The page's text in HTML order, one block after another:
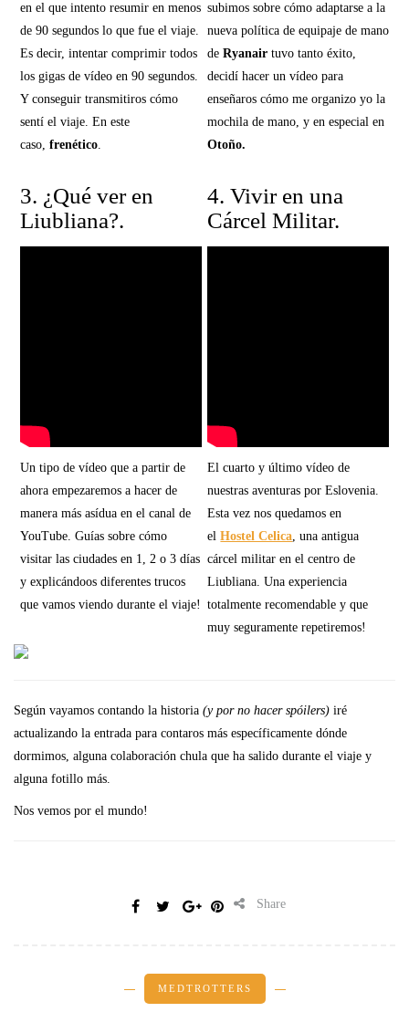
en el que intento resumir en menos
de 90 segundos lo que fue el viaje.
Es decir, intentar comprimir todos
los gigas de vídeo en 90 segundos.
Y conseguir transmitiros cómo
sentí el viaje. En este
caso, frenético.
3. ¿Qué ver en
Liubliana?.
Un tipo de vídeo que a partir de
ahora empezaremos a hacer de
manera más asídua en el canal de
YouTube. Guías sobre cómo
visitar las ciudades en 1, 2 o 3 días
y explicándoos diferentes trucos
que vamos viendo durante el viaje!
subimos sobre cómo adaptarse a la
nueva política de equipaje de mano
deRyanairtuvo tanto éxito,
decidí hacer un vídeo para
enseñaros cómo me organizo yo la
mochila de mano, y en especial en
Otoño.
4. Vivir en una
Cárcel Militar.
El cuarto y último vídeo de
nuestras aventuras por Eslovenia.
Esta vez nos quedamos en
elHostel Celica, una antigua
cárcel militar en el centro de
Liubliana. Una experiencia
totalmente recomendable y que
muy seguramente repetiremos!
Según vayamos contando la historia (y por no hacer spóilers) iré
actualizando la entrada para contaros más específicamente dónde
dormimos, alguna colaboración chula que ha salido durante el viaje y
alguna fotillo más.
Nos vemos por el mundo!
Share
MEDTROTTERS